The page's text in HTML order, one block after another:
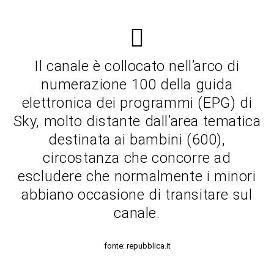
Il canale è collocato nell’arco di
numerazione 100 della guida
elettronica dei programmi (EPG) di
Sky, molto distante dall’area tematica
destinata ai bambini (600),
circostanza che concorre ad
escludere che normalmente i minori
abbiano occasione di transitare sul
canale.
fonte: repubblica.it